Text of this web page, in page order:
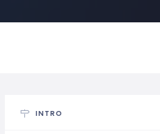
INTRO